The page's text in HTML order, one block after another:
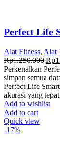
Perfect Life
Alat Fitness, Alat
Rp1.250.000 Rp
Perkenalkan
simpan semua
Perfect Life
akurasi yang tepat.
Add to wishlist
Add to cart
Quick view
-17%